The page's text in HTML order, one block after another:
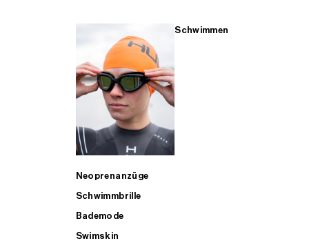
Schwimmen
Neoprenanzüge
Schwimmbrille
Bademode
Swimskin